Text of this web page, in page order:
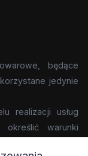
będące
jedynie
realizacji usług
określić warunki